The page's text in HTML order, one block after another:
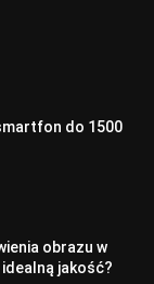
do 1500
obrazu w
jakość?